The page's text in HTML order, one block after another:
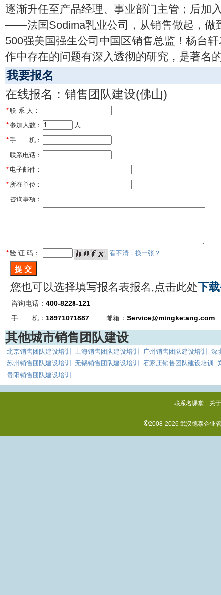
逐渐升任至产品经理、事业部门主管；后加
——法国Sodima乳业公司，从销售做起，做
500强美国强生公司中国区销售总监！杨台
作中存在的问题有深入透彻的研究，是著名
我要报名
在线报名：销售团队建设(佛山)
*联 系 人：
*参加人数：
人
*手 机：
联系电话：
* 电子邮件：
* 所在单位：
咨询事项：
*验 证 码： 看不清，换一张？
您也可以选择填写报名表报名,点击此处下
咨询电话： 400-8228-121
手 机： 18971071887 邮箱： Service@mingketang.com
其他城市销售团队建设
北京销售团队建设培训 上海销售团队建设培训 广州销售团队建设培训
深
苏州销售团队建设培训
无锡销售团队建设培训 石家庄销售团队建设培训
贵阳销售团队建设培训
联系名课堂 关
©2008-2026 武汉德泰企业